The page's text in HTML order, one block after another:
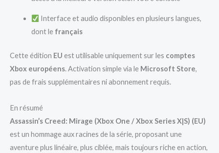
Interface et audio disponibles en plusieurs langues,
dont le français
Cette édition EU est utilisable uniquement sur les comptes
Xbox européens. Activation simple via le Microsoft Store,
pas de frais supplémentaires ni abonnement requis.
En résumé
Assassin’s Creed: Mirage (Xbox One / Xbox Series X|S) (EU)
est un hommage aux racines de la série, proposant une
aventure plus linéaire, plus ciblée, mais toujours riche en action,